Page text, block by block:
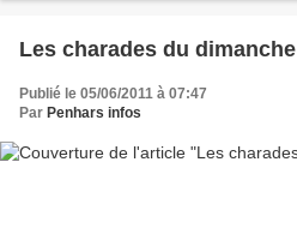
Les charades du dimanche
Publié le 05/06/2011 à 07:47
Par Penhars infos